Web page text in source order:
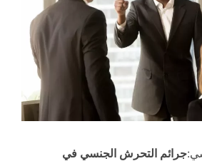
جرائم التحرش الجنسي في